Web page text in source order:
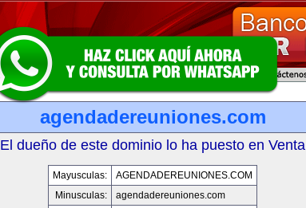
agendadereuniones.com
El dueño de este dominio lo ha puesto en Venta
Mayusculas:
AGENDADEREUNIONES.COM
Minusculas:
agendadereuniones.com